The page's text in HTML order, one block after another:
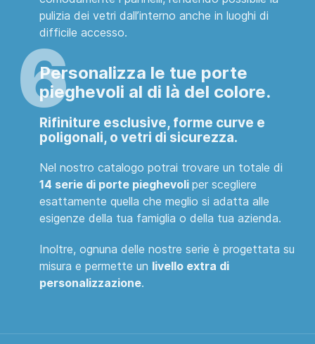
pulizia dei vetri dall’interno anche in luoghi di
difficile accesso.
Personalizza le tue porte
pieghevoli al di là del colore.
Rifiniture esclusive, forme curve e
poligonali, o vetri di sicurezza.
Nel nostro catalogo potrai trovare un totale di
14 serie di porte pieghevoli per scegliere
esattamente quella che meglio si adatta alle
esigenze della tua famiglia o della tua azienda.
Inoltre, ognuna delle nostre serie è progettata su
misura e permette un livello extra di
personalizzazione.